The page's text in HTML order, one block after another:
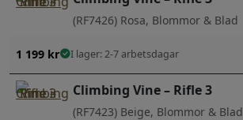
(RF7426) Rosa, Blommor & Blad
1 199 kr I lager: 2-7 arbetsdagar
Climbing Vine – Rifle 3
(RF7423) Beige, Blommor & Blad